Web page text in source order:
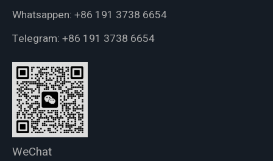
Whatsappen: +86 191 3738 6654
Telegram: +86 191 3738 6654
WeChat